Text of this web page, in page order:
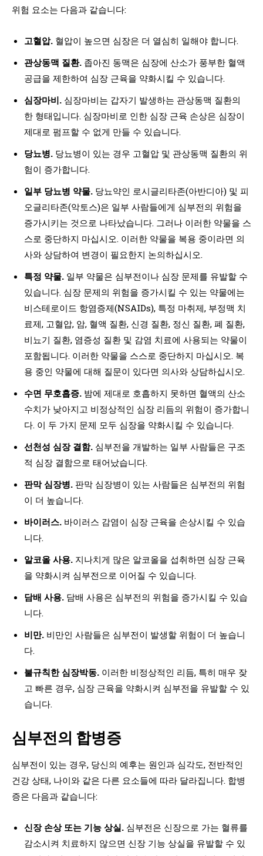
위험 요소는 다음과 같습니다:
고혈압. 혈압이 높으면 심장은 더 열심히 일해야 합니다.
관상동맥 질환. 좁아진 동맥은 심장에 산소가 풍부한 혈액
공급을 제한하여 심장 근육을 약화시킬 수 있습니다.
심장마비. 심장마비는 갑자기 발생하는 관상동맥 질환의
한 형태입니다. 심장마비로 인한 심장 근육 손상은 심장이
제대로 펌프할 수 없게 만들 수 있습니다.
당뇨병. 당뇨병이 있는 경우 고혈압 및 관상동맥 질환의 위
험이 증가합니다.
일부 당뇨병 약물. 당뇨약인 로시글리타존(아반디아) 및 피
오글리타존(악토스)은 일부 사람들에게 심부전의 위험을
증가시키는 것으로 나타났습니다. 그러나 이러한 약물을 스
스로 중단하지 마십시오. 이러한 약물을 복용 중이라면 의
사와 상담하여 변경이 필요한지 논의하십시오.
특정 약물. 일부 약물은 심부전이나 심장 문제를 유발할 수
있습니다. 심장 문제의 위험을 증가시킬 수 있는 약물에는
비스테로이드 항염증제(NSAIDs), 특정 마취제, 부정맥 치
료제, 고혈압, 암, 혈액 질환, 신경 질환, 정신 질환, 폐 질환,
비뇨기 질환, 염증성 질환 및 감염 치료에 사용되는 약물이
포함됩니다. 이러한 약물을 스스로 중단하지 마십시오. 복
용 중인 약물에 대해 질문이 있다면 의사와 상담하십시오.
수면 무호흡증. 밤에 제대로 호흡하지 못하면 혈액의 산소
수치가 낮아지고 비정상적인 심장 리듬의 위험이 증가합니
다. 이 두 가지 문제 모두 심장을 약화시킬 수 있습니다.
선천성 심장 결함. 심부전을 개발하는 일부 사람들은 구조
적 심장 결함으로 태어났습니다.
판막 심장병. 판막 심장병이 있는 사람들은 심부전의 위험
이 더 높습니다.
바이러스. 바이러스 감염이 심장 근육을 손상시킬 수 있습
니다.
알코올 사용. 지나치게 많은 알코올을 섭취하면 심장 근육
을 약화시켜 심부전으로 이어질 수 있습니다.
담배 사용. 담배 사용은 심부전의 위험을 증가시킬 수 있습
니다.
비만. 비만인 사람들은 심부전이 발생할 위험이 더 높습니
다.
불규칙한 심장박동. 이러한 비정상적인 리듬, 특히 매우 잦
고 빠른 경우, 심장 근육을 약화시켜 심부전을 유발할 수 있
습니다.
심부전의 합병증
심부전이 있는 경우, 당신의 예후는 원인과 심각도, 전반적인
건강 상태, 나이와 같은 다른 요소들에 따라 달라집니다. 합병
증은 다음과 같습니다:
신장 손상 또는 기능 상실. 심부전은 신장으로 가는 혈류를
감소시켜 치료하지 않으면 신장 기능 상실을 유발할 수 있